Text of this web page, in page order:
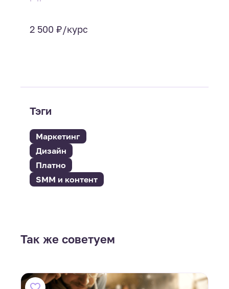
2 500 ₽/курс
Тэги
Маркетинг
Дизайн
Платно
SMM и контент
Так же советуем